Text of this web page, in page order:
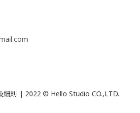
細則 | 2022 © Hello Studio CO.,LTD.